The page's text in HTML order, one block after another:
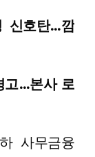
신호탄…깜
고…본사 로
사무금융